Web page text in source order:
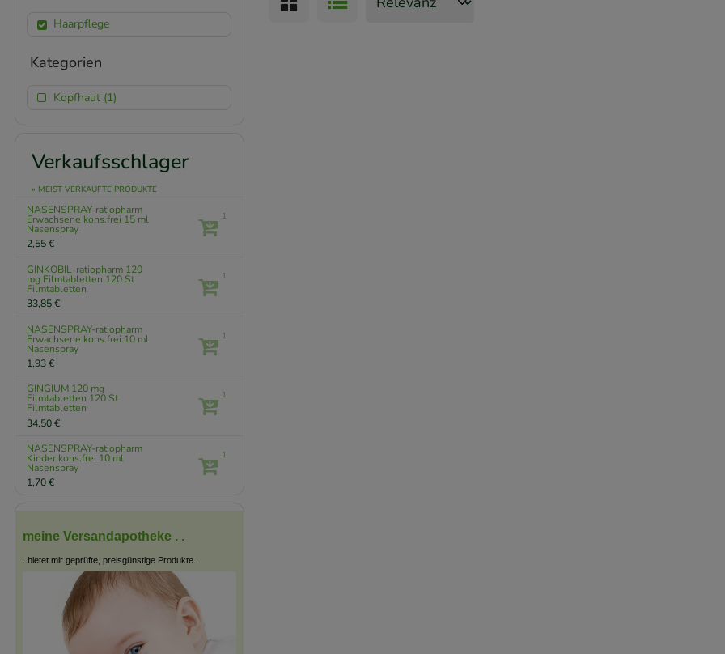
Haarpflege
Kategorien
Kopfhaut (1)
Verkaufsschlager
» MEIST VERKAUFTE PRODUKTE
NASENSPRAY-ratiopharm
Erwachsene kons.frei 15 ml
Nasenspray
2,55 €
1
GINKOBIL-ratiopharm 120
mg Filmtabletten 120 St
Filmtabletten
33,85 €
1
NASENSPRAY-ratiopharm
Erwachsene kons.frei 10 ml
Nasenspray
1,93 €
1
GINGIUM 120 mg
Filmtabletten 120 St
Filmtabletten
34,50 €
1
NASENSPRAY-ratiopharm
Kinder kons.frei 10 ml
Nasenspray
1,70 €
1
meine Versandapotheke . .
..bietet mir geprüfte, preisgünstige Produkte.